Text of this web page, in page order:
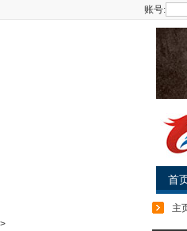
账号:
首
主
>